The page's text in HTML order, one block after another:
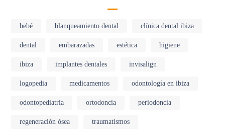
bebé blanqueamiento dental clínica dental ibiza
dental embarazadas estética higiene
ibiza implantes dentales invisalign
logopedia medicamentos odontología en ibiza
odontopediatría ortodoncia periodoncia
regeneración ósea traumatismos